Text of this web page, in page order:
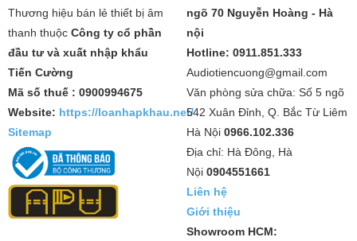
Thương hiệu bán lẻ thiết bị âm
thanh thuộc Công ty cổ phần
đầu tư và xuất nhập khẩu
Tiến Cường
Mã số thuế : 0900994675
Website: https://loanhapkhau.net/
Sitemap
ngõ 70 Nguyễn Hoàng - Hà
nội
Hotline: 0911.851.333
Audiotiencuong@gmail.com
Văn phòng sửa chữa: Số 5 ngõ
542 Xuân Đỉnh, Q. Bắc Từ Liêm
Hà Nội 0966.102.336
Địa chỉ: Hà Đông, Hà
Nội 0904551661
Liên hệ
Giới thiệu
Showroom HCM: